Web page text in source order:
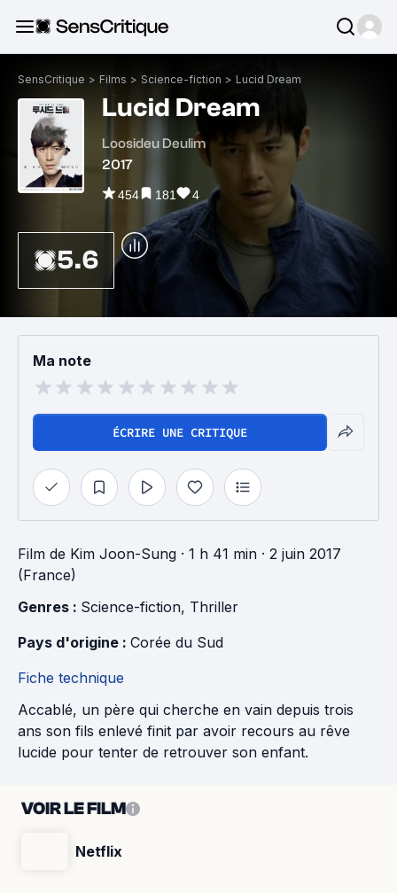
SensCritique > Films > Science-fiction > Lucid Dream
Lucid Dream
Loosideu Deulim
2017
454 181 4
5.6
Ma note
ÉCRIRE UNE CRITIQUE
Film de Kim Joon-Sung · 1 h 41 min · 2 juin 2017
(France)
Genres : Science-fiction, Thriller
Pays d'origine : Corée du Sud
Fiche technique
Accablé, un père qui cherche en vain depuis trois
ans son fils enlevé finit par avoir recours au rêve
lucide pour tenter de retrouver son enfant.
VOIR LE FILM
Netflix